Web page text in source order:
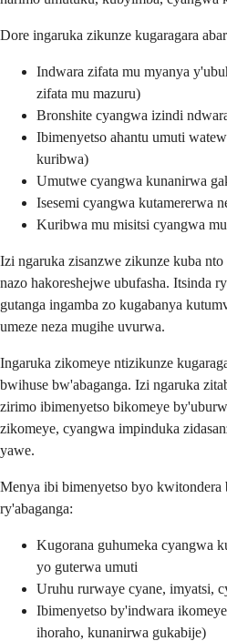
Dore ingaruka zikunze kugaragara
Indwara zifata mu myanya
zifata mu mazuru)
Bronshite cyangwa izindi
Ibimenyetso ahantu umuti
kuribwa)
Umutwe cyangwa kunanirwa
Isesemi cyangwa kutamererwa
Kuribwa mu misitsi cyangwa
Izi ngaruka zisanzwe zikunze kuba
nazo hakoreshejwe ubufasha. Itsinda
gutanga ingamba zo kugabanya
umeze neza mugihe uvurwa.
Ingaruka zikomeye ntizikunze
bwihuse bw'abaganga. Izi ngaruka
zirimo ibimenyetso bikomeye
zikomeye, cyangwa impinduka
yawe.
Menya ibi bimenyetso byo kwitondera
ry'abaganga:
Kugorana guhumeka cyangwa
yo guterwa umuti
Uruhu rurwaye cyane, imyatsi,
Ibimenyetso by'indwara
ihoraho, kunanirwa gukabije)